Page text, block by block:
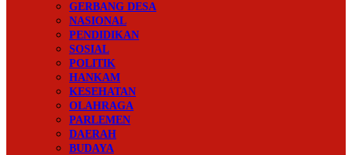
GERBANG DESA
NASIONAL
PENDIDIKAN
SOSIAL
POLITIK
HANKAM
KESEHATAN
OLAHRAGA
PARLEMEN
DAERAH
BUDAYA